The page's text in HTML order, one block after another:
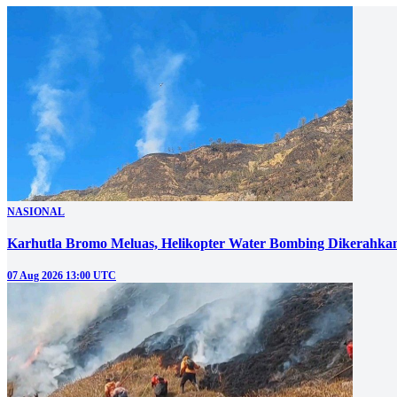
NASIONAL
Karhutla Bromo Meluas, Helikopter Water Bombing
07 Aug 2026 13:00 UTC